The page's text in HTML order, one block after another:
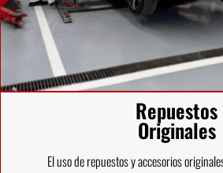
Repuestos
Originales
El uso de repuestos y accesorios